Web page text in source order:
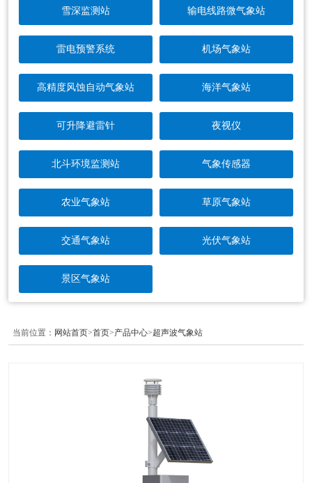
雪深监测站 输电线路微气象站
雷电预警系统 机场气象站
高精度风蚀自动气象站 海洋气象站
可升降避雷针 夜视仪
北斗环境监测站 气象传感器
农业气象站 草原气象站
交通气象站 光伏气象站
景区气象站
当前位置： 网站首页>首页>产品中心>超声波气象站